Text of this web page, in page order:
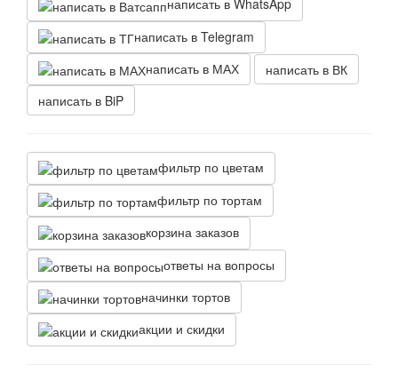
написать в WhatsApp
написать в Telegram
написать в МАХ
написать в ВК
написать в BiP
фильтр по цветам
фильтр по тортам
корзина заказов
ответы на вопросы
начинки тортов
акции и скидки